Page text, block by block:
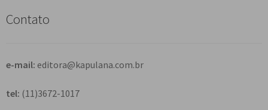
a
Contato
e-mail: editora@kapulana.com.br
tel: (11)3672-1017